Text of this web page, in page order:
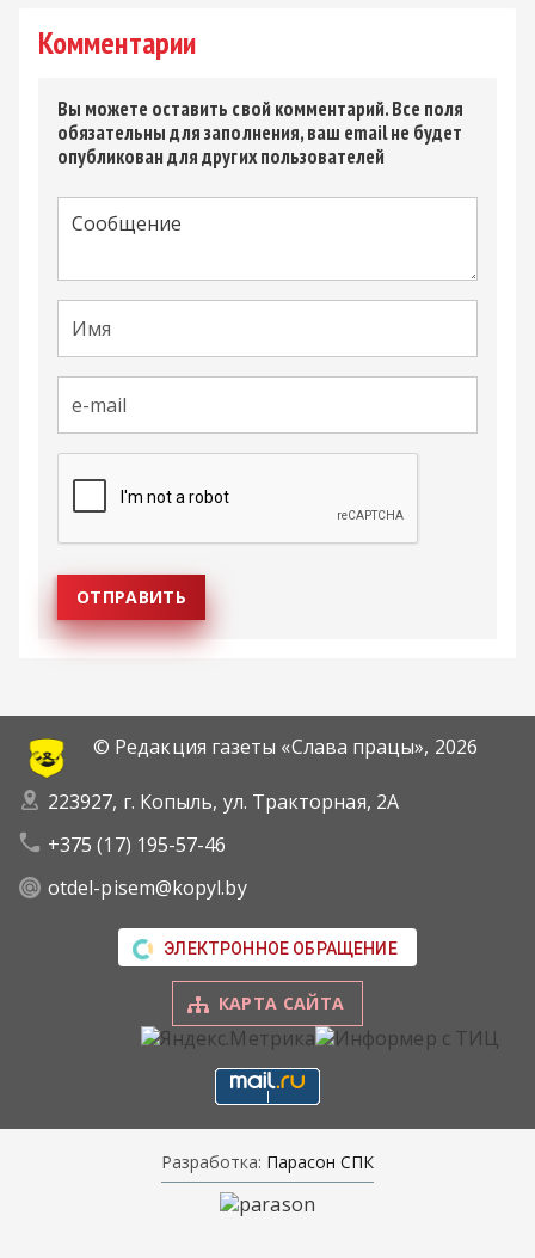
Комментарии
Вы можете оставить свой комментарий. Все поля
обязательны для заполнения, ваш email не будет
опубликован для других пользователей
© Редакция газеты «Слава працы», 2026
223927, г. Копыль, ул. Тракторная, 2А
+375 (17) 195-57-46
otdel-pisem@kopyl.by
ЭЛЕКТРОННОЕ ОБРАЩЕНИЕ
КАРТА САЙТА
Разработка: Парасон СПК